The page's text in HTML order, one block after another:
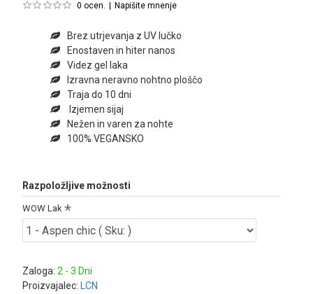
Zaloga: 2 - 3 Dni
Proizvajalec:
LCN
0 ocen. Napišite mnenje
Brez utrjevanja z UV lučko
Enostaven in hiter nanos
Videz gel laka
Izravna neravno nohtno ploščo
Traja do 10 dni
Izjemen sijaj
Nežen in varen za nohte
100% VEGANSKO
Razpoložljive možnosti
WOW Lak